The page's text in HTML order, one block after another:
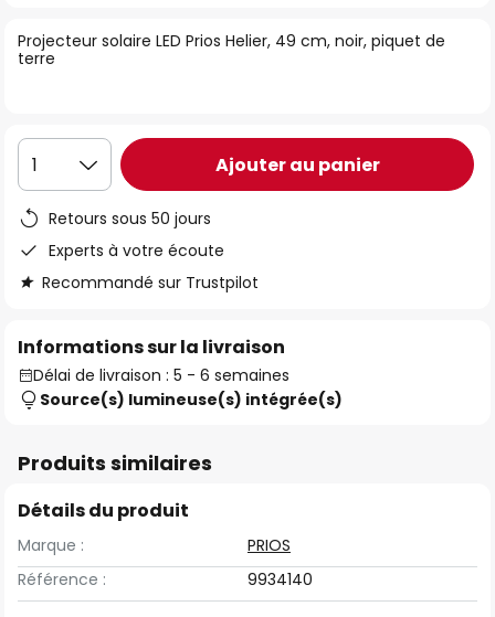
the
images
Projecteur solaire LED Prios Helier, 49 cm, noir, piquet de
terre
1 Ajouter au panier
Retours sous 50 jours
Experts à votre écoute
Recommandé sur Trustpilot
Informations sur la livraison
Délai de livraison : 5 - 6 semaines
Source(s) lumineuse(s) intégrée(s)
Produits similaires
Détails du produit
Marque :
PRIOS
Référence :
9934140